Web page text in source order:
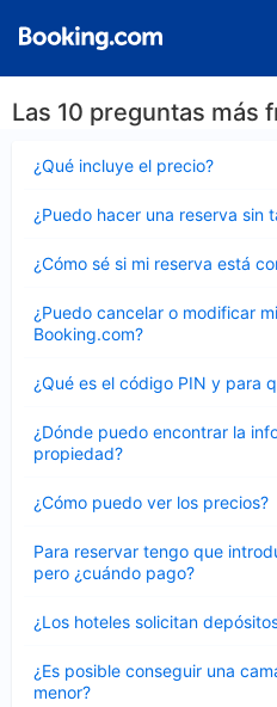
Las 10 preguntas más
¿Qué incluye el precio?
cerrado
¿Puedo hacer una reserva sin
cerrado
¿Cómo sé si mi reserva está
cerrado
¿Puedo cancelar o modificar
Booking.com?
cerrado
¿Qué es el código PIN y para
cerrado
¿Dónde puedo encontrar la
propiedad?
cerrado
¿Cómo puedo ver los precios?
cerrado
Para reservar tengo que
pero ¿cuándo pago?
cerrado
¿Los hoteles solicitan
cerrado
¿Es posible conseguir una
menor?
cerrado